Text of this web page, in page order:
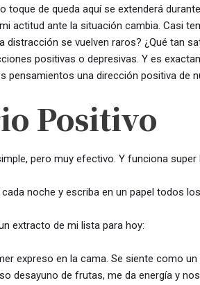
toque de queda aquí se extenderá
actitud ante la situación cambia. Casi
distracción se vuelven raros? ¿Qué tan
positivas o depresivas. Y es
pensamientos una dirección positiva de
Positivo
pero muy efectivo. Y funciona
noche y escriba en un papel todos
extracto de mi lista para hoy:
expreso en la cama. Se siente como un
desayuno de frutas, me da energía y